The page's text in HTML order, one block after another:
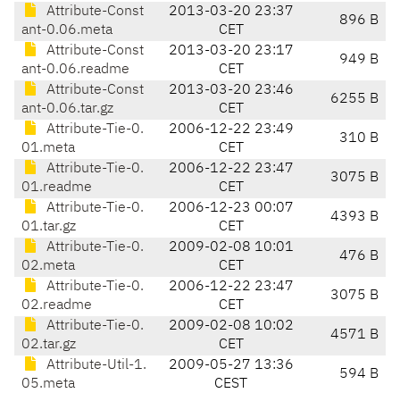
Attribute-Const
ant-0.06.meta
2013-03-20 23:37
CET
896 B
Attribute-Const
ant-0.06.readme
2013-03-20 23:17
CET
949 B
Attribute-Const
ant-0.06.tar.gz
2013-03-20 23:46
CET
6255 B
Attribute-Tie-0.
01.meta
2006-12-22 23:49
CET
310 B
Attribute-Tie-0.
01.readme
2006-12-22 23:47
CET
3075 B
Attribute-Tie-0.
01.tar.gz
2006-12-23 00:07
CET
4393 B
Attribute-Tie-0.
02.meta
2009-02-08 10:01
CET
476 B
Attribute-Tie-0.
02.readme
2006-12-22 23:47
CET
3075 B
Attribute-Tie-0.
02.tar.gz
2009-02-08 10:02
CET
4571 B
Attribute-Util-1.
05.meta
2009-05-27 13:36
CEST
594 B